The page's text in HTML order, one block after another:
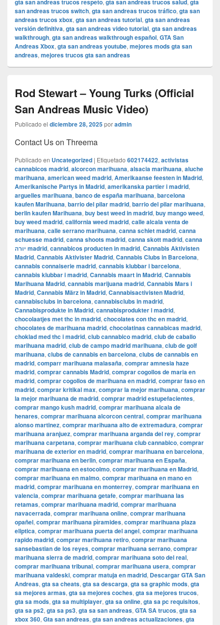
gta san andreas trucos respeto, gta san andreas trucos salud, gta
san andreas trucos switch, gta san andreas trucos tráfico, gta san
andreas trucos xbox, gta san andreas tutorial, gta san andreas
versión definitiva, gta san andreas video tutorial, gta san andreas
walkthrough, gta san andreas walkthrough español, GTA San
Andreas Xbox, gta san andreas youtube, mejores mods gta san
andreas, mejores trucos gta san andreas
Rod Stewart – Young Turks (Official
San Andreas Music Video)
Publicado el diciembre 28, 2025poradmin
Contact Us on Threema
Publicado en Uncategorized | Etiquetado 602174422, activistas
cannabicos madrid, alcorcon marihuana, alsacia marihuana, aluche
marihuana, american weed madrid, Amerikaanse feesten in Madrid,
Amerikanische Partys in Madrid, amerikanska partier i madrid,
arguelles marihuana, banco de españa marihuana, barcelona
kaufen Marihuana, barrio del pilar madrid, barrio del pilar marihuana,
berlin kaufen Marihuana, buy best weed in madrid, buy mango weed,
buy weed madrid, california weed madrid, calle alcala venta de
marihuana, calle serrano marihuana, canna schiet madrid, canna
schuesse madrid, canna shoots madrid, canna skott madrid, canna
יורה madrid, cannabicos producten in madrid, Cannabis Aktivisten
Madrid, Cannabis Aktivister Madrid, Cannabis Clubs in Barcelona,
cannabis connaiserie madrid, cannabis klubbar i barcelona,
cannabis klubbar i madrid, Cannabis maart in Madrid, Cannabis
Marihuana Madrid, cannabis marijuana madrid, Cannabis Mars i
Madrid, Cannabis März in Madrid, Cannabisactivisten Madrid,
cannabisclubs in barcelona, cannabisclubs in madrid,
Cannabisprodukte in Madrid, cannabisprodukter i madrid,
chocolaatjes met thc in madrid, chocolates con thc en madrid,
chocolates de marihuana madrid, chocolatinas cannabicas madrid,
choklad med thc i madrid, club cannabico madrid, club de caballo
marihuana madrid, club de campo madrid marihuana, club de golf
marihuana, clubs de cannabis en barcelona, clubs de cannabis en
madrid, comparr marihuana malasaña, comprar amnesia haze
madrid, comprar cannabis Madrid, comprar cogollos de maria en
madrid, comprar cogollos de marihuana en madrid, comprar faso en
madrid, comprar kritikal max, comprar la mejor marihuana, comprar
la mejor marihuana de madrid, comprar madrid estupefacientes,
comprar mango kush madrid, comprar marihuana alcala de
henares, comprar marihuana alcorcon central, comprar marihuana
alonso martinez, comprar marihuana alto de extremadura, comprar
marihuana aranjuez, comprar marihuana arganda del rey, comprar
marihuana carpetana, comprar marihuana club cannabico, comprar
marihuana de exterior en madrid, comprar marihuana en barcelona,
comprar marihuana en berlin, comprar marihuana en España,
comprar marihuana en estocolmo, comprar marihuana en Madrid,
comprar marihuana en malmo, comprar marihuana en mano en
madrid, comprar marihuana en monterrey, comprar marihuana en
valencia, comprar marihuana getafe, comprar marihuana las
retamas, comprar marihuana madrid, comprar marihuana
navacerrada, comprar marihuana online, comprar marihuana
opañel, comprar marihuana pìramides, comprar marihuana plaza
eliptica, comprar marihuana puerta del angel, comprar marihuana
rapido madrid, comprar marihuana retiro, comprar marihuana
sansebastian de los reyes, comprar marihuana serrano, comprar
marihuana sierra de madrid, comprar marihuana soto del real,
comprar marihuana tribunal, comprar marihuana usera, comprar
marihuana valdeski, comprar matuja en madrid, Descargar GTA San
Andreas, gta sa cheats, gta sa descarga, gta sa graphic mods, gta
sa mejores armas, gta sa mejores coches, gta sa mejores trucos,
gta sa mods, gta sa multiplayer, gta sa online, gta sa pc requisitos,
gta sa ps2, gta sa ps3, gta sa san andreas, GTA SA trucos, gta sa
xbox 360, Gta san andreas, gta san andreas actualizaciones, gta